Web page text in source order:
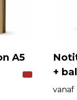
A5
+
vanaf